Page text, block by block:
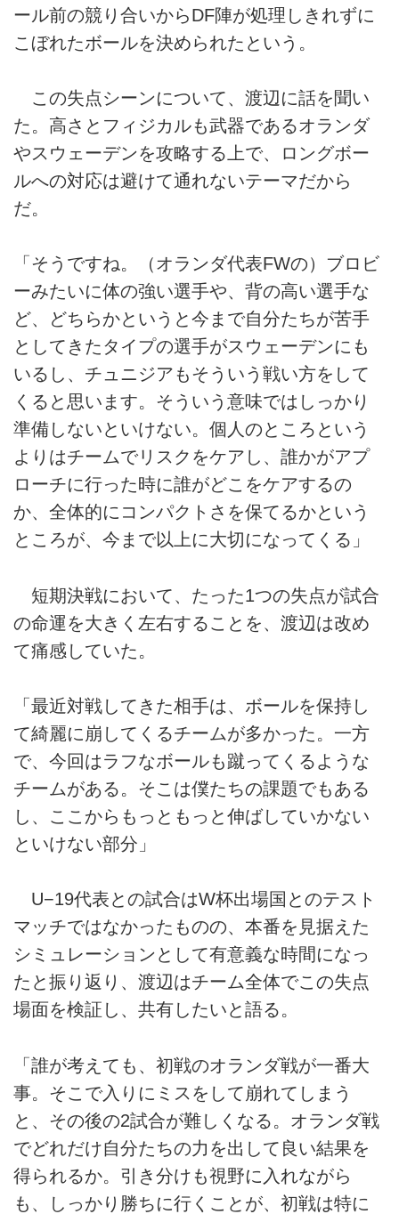
ール前の競り合いからDF陣が処理しきれずに
こぼれたボールを決められたという。
この失点シーンについて、渡辺に話を聞い
た。高さとフィジカルも武器であるオランダ
やスウェーデンを攻略する上で、ロングボー
ルへの対応は避けて通れないテーマだから
だ。
「そうですね。（オランダ代表FWの）ブロビ
ーみたいに体の強い選手や、背の高い選手な
ど、どちらかというと今まで自分たちが苦手
としてきたタイプの選手がスウェーデンにも
いるし、チュニジアもそういう戦い方をして
くると思います。そういう意味ではしっかり
準備しないといけない。個人のところという
よりはチームでリスクをケアし、誰かがアプ
ローチに行った時に誰がどこをケアするの
か、全体的にコンパクトさを保てるかという
ところが、今まで以上に大切になってくる」
短期決戦において、たった1つの失点が試合
の命運を大きく左右することを、渡辺は改め
て痛感していた。
「最近対戦してきた相手は、ボールを保持し
て綺麗に崩してくるチームが多かった。一方
で、今回はラフなボールも蹴ってくるような
チームがある。そこは僕たちの課題でもある
し、ここからもっともっと伸ばしていかない
といけない部分」
U−19代表との試合はW杯出場国とのテスト
マッチではなかったものの、本番を見据えた
シミュレーションとして有意義な時間になっ
たと振り返り、渡辺はチーム全体でこの失点
場面を検証し、共有したいと語る。
「誰が考えても、初戦のオランダ戦が一番大
事。そこで入りにミスをして崩れてしまう
と、その後の2試合が難しくなる。オランダ戦
でどれだけ自分たちの力を出して良い結果を
得られるか。引き分けも視野に入れながら
も、しっかり勝ちに行くことが、初戦は特に